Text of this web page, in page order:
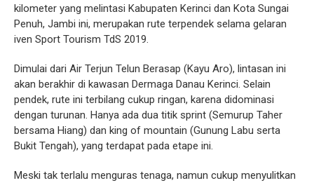
kilometer yang melintasi Kabupaten Kerinci dan Kota Sungai
Penuh, Jambi ini, merupakan rute terpendek selama gelaran
iven Sport Tourism TdS 2019.
Dimulai dari Air Terjun Telun Berasap (Kayu Aro), lintasan ini
akan berakhir di kawasan Dermaga Danau Kerinci. Selain
pendek, rute ini terbilang cukup ringan, karena didominasi
dengan turunan. Hanya ada dua titik sprint (Semurup Taher
bersama Hiang) dan king of mountain (Gunung Labu serta
Bukit Tengah), yang terdapat pada etape ini.
Meski tak terlalu menguras tenaga, namun cukup menyulitkan